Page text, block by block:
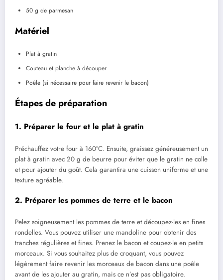
50 g de parmesan
Matériel
Plat à gratin
Couteau et planche à découper
Poêle (si nécessaire pour faire revenir le bacon)
Étapes de préparation
1. Préparer le four et le plat à gratin
Préchauffez votre four à 160°C. Ensuite, graissez généreusement un
plat à gratin avec 20 g de beurre pour éviter que le gratin ne colle
et pour ajouter du goût. Cela garantira une cuisson uniforme et une
texture agréable.
2. Préparer les pommes de terre et le bacon
Pelez soigneusement les pommes de terre et découpez-les en fines
rondelles. Vous pouvez utiliser une mandoline pour obtenir des
tranches régulières et fines. Prenez le bacon et coupez-le en petits
morceaux. Si vous souhaitez plus de croquant, vous pouvez
légèrement faire revenir les morceaux de bacon dans une poêle
avant de les ajouter au gratin, mais ce n’est pas obligatoire.